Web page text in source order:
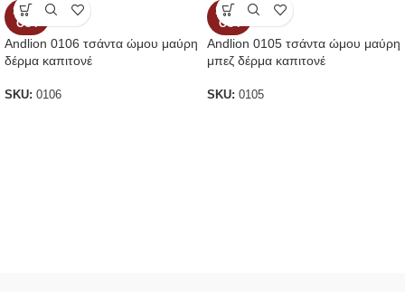
SOLD
OUT
Andlion 0106 τσάντα ώμου μαύρη
δέρμα καπιτονέ
SKU: 0106
SOLD
OUT
Andlion 0105 τσάντα ώμου μαύρη
μπεζ δέρμα καπιτονέ
SKU: 0105